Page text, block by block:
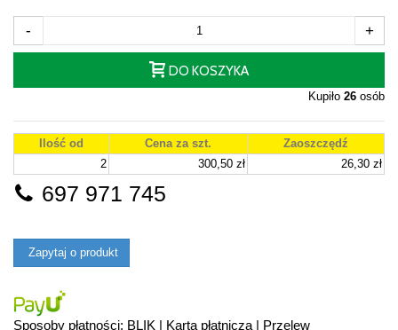
- +
DO KOSZYKA
Kupiło 26 osób
Ilość od Cena za szt.
Zaoszczędź
2
300,50 zł 26,30 zł
697 971 745
Zapytaj o produkt
Sposoby płatności: BLIK | Karta płatnicza | Przelew